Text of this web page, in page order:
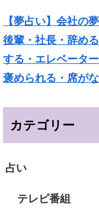
【夢占い】会社の
後輩・社長・辞め
する・エレベータ
褒められる・席が
カテゴリー
占い
テレビ番組